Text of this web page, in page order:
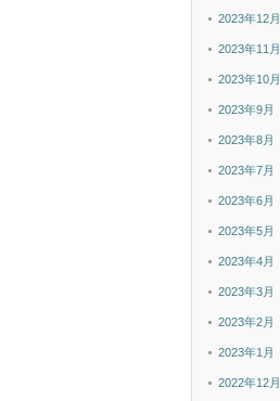
2023年12月
2023年11月
2023年10月
2023年9月
2023年8月
2023年7月
2023年6月
2023年5月
2023年4月
2023年3月
2023年2月
2023年1月
2022年12月